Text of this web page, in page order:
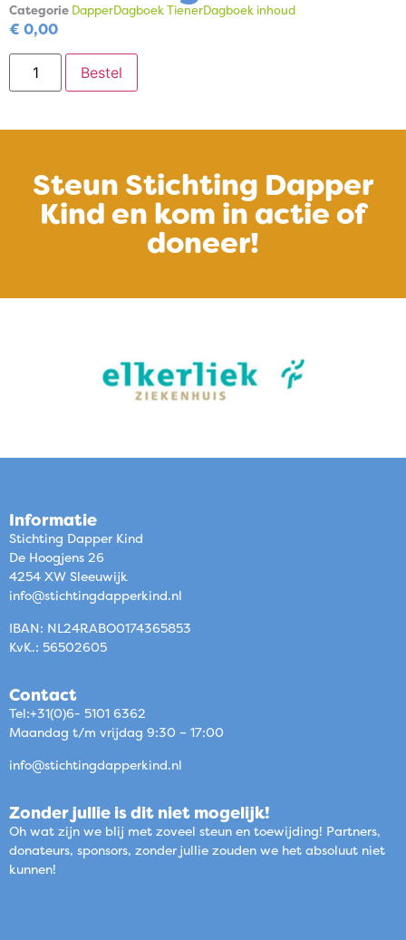
Categorie DapperDagboek TienerDagboek inhoud
€ 0,00
Bestel
Steun Stichting Dapper
Kind en kom in actie of
doneer!
Informatie
Stichting Dapper Kind
De Hoogjens 26
4254 XW Sleeuwijk
info@stichtingdapperkind.nl
IBAN: NL24RABO0174365853
KvK.: 56502605
Contact
Tel:+31(0)6- 5101 6362
Maandag t/m vrijdag 9:30 – 17:00
info@stichtingdapperkind.nl
Zonder jullie is dit niet mogelijk!
Oh wat zijn we blij met zoveel steun en toewijding! Partners,
donateurs, sponsors, zonder jullie zouden we het absoluut niet
kunnen!